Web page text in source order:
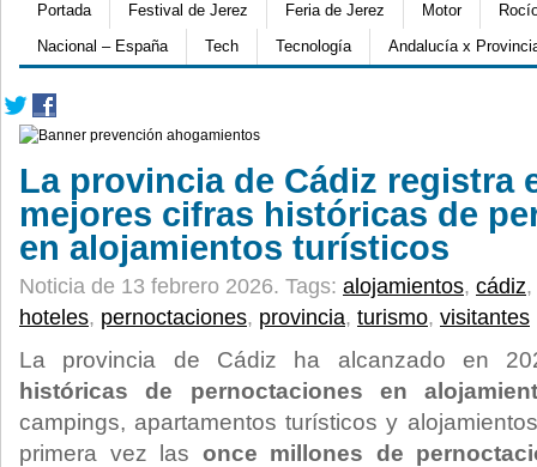
Portada Festival de Jerez Feria de Jerez Motor
Nacional – España
Tech Tecnología Andalucía x
La provincia de Cádiz registra
mejores cifras históricas de
en alojamientos turísticos
Noticia de 13 febrero 2026. Tags: alojamientos, cádiz,
hoteles, pernoctaciones, provincia, turismo, visitantes
La provincia de Cádiz ha alcanzado en
históricas de pernoctaciones en
campings, apartamentos turísticos y
primera vez las once millones de